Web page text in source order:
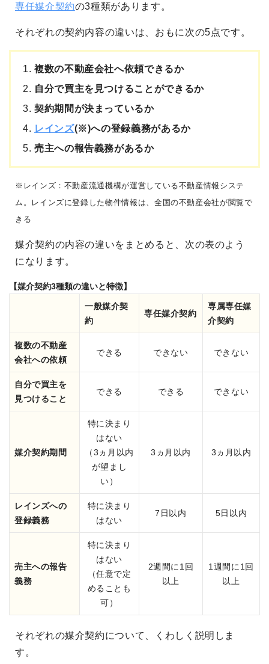
専任媒介契約の3種類があります。
それぞれの契約内容の違いは、おもに次の5点です。
複数の不動産会社へ依頼できるか
自分で買主を見つけることができるか
契約期間が決まっているか
レインズ(※)への登録義務があるか
売主への報告義務があるか
※レインズ：不動産流通機構が運営している不動産情報システ
ム。レインズに登録した物件情報は、全国の不動産会社が閲覧で
きる
媒介契約の内容の違いをまとめると、次の表のよう
になります。
【媒介契約3種類の違いと特徴】
一般媒介契
約
専任媒介契約
専属専任媒
介契約
複数の不動産
会社への依頼
できる できない できない
自分で買主を
見つけること
できる できる できない
媒介契約期間
特に決まり
はない
（3ヵ月以内
が望まし
い）
3ヵ月以内 3ヵ月以内
レインズへの
登録義務
特に決まり
はない
7日以内 5日以内
売主への報告
義務
特に決まり
はない
（任意で定
めることも
可）
2週間に1回
以上
1週間に1回
以上
それぞれの媒介契約について、くわしく説明しま
す。